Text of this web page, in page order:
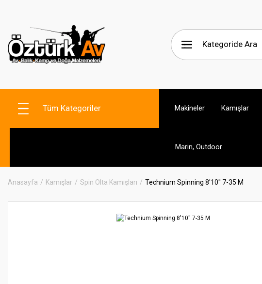
Tüm Kategoriler Makineler Kamışlar
Marin, Outdoor
Anasayfa Kamışlar Spin Olta Kamışları Technium Spinning 8'10'' 7-35 M